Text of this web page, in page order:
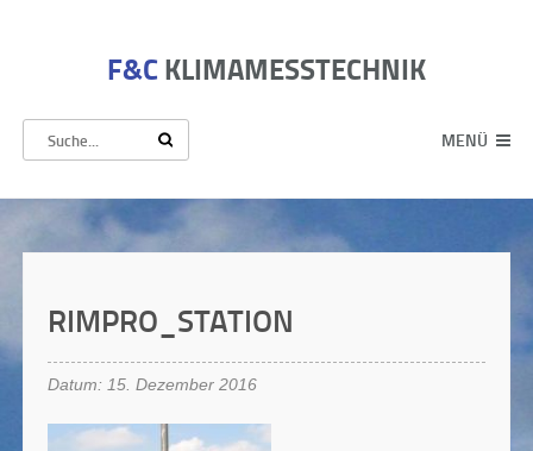
F&C KLIMAMESSTECHNIK
MENÜ
RIMPRO_STATION
Datum: 15. Dezember 2016